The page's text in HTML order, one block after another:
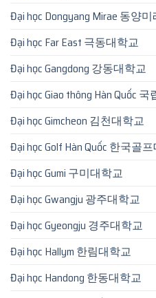
Đại học Dongyang Mirae 동양
Đại học Far East 극동대학교
Đại học Gangdong 강동대학교
Đại học Giao thông Hàn Quốc
Đại học Gimcheon 김천대학교
Đại học Golf Hàn Quốc 한국골
Đại học Gumi 구미대학교
Đại học Gwangju 광주대학교
Đại học Gyeongju 경주대학교
Đại học Hallym 한림대학교
Đại học Handong 한동대학교